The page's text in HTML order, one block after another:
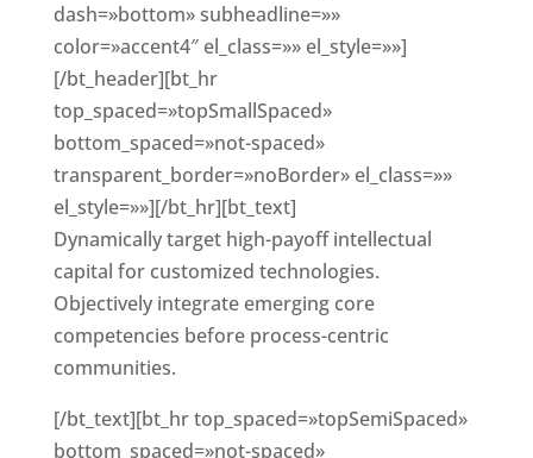
dash=»bottom» subheadline=»»
color=»accent4″ el_class=»» el_style=»»]
[/bt_header][bt_hr
top_spaced=»topSmallSpaced»
bottom_spaced=»not-spaced»
transparent_border=»noBorder» el_class=»»
el_style=»»][/bt_hr][bt_text]
Dynamically target high-payoff intellectual
capital for customized technologies.
Objectively integrate emerging core
competencies before process-centric
communities.
[/bt_text][bt_hr top_spaced=»topSemiSpaced»
bottom_spaced=»not-spaced»